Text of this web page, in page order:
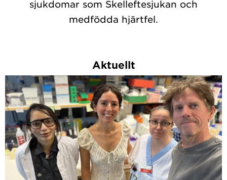
sjukdomar som Skelleftesjukan och
medfödda hjärtfel.
Aktuellt